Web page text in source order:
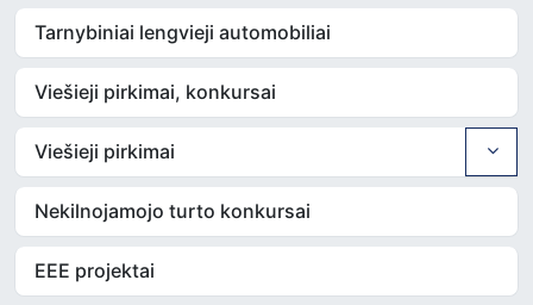
Tarnybiniai lengvieji automobiliai
Viešieji pirkimai, konkursai
Viešieji pirkimai
Nekilnojamojo turto konkursai
EEE projektai